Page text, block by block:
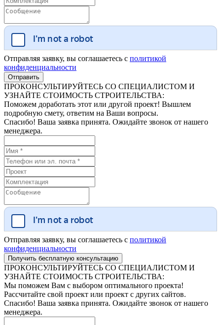
Отправляя заявку, вы соглашаетесь с политикой
конфиденциальности
ПРОКОНСУЛЬТИРУЙТЕСЬ СО СПЕЦИАЛИСТОМ И
УЗНАЙТЕ СТОИМОСТЬ СТРОИТЕЛЬСТВА:
Поможем доработать этот или другой проект! Вышлем
подробную смету, ответим на Ваши вопросы.
Спасибо! Ваша заявка принята. Ожидайте звонок от нашего
менеджера.
Отправляя заявку, вы соглашаетесь с политикой
конфиденциальности
ПРОКОНСУЛЬТИРУЙТЕСЬ СО СПЕЦИАЛИСТОМ И
УЗНАЙТЕ СТОИМОСТЬ СТРОИТЕЛЬСТВА:
Мы поможем Вам с выбором оптимального проекта!
Рассчитайте свой проект или проект с других сайтов.
Спасибо! Ваша заявка принята. Ожидайте звонок от нашего
менеджера.